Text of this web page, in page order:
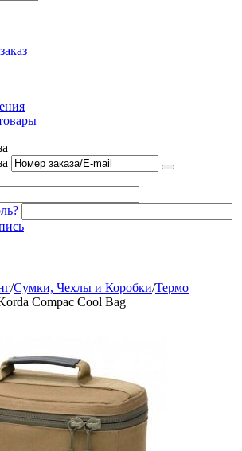
/Сумки, Чехлы и Коробки/Термо
Compac Cool Bag